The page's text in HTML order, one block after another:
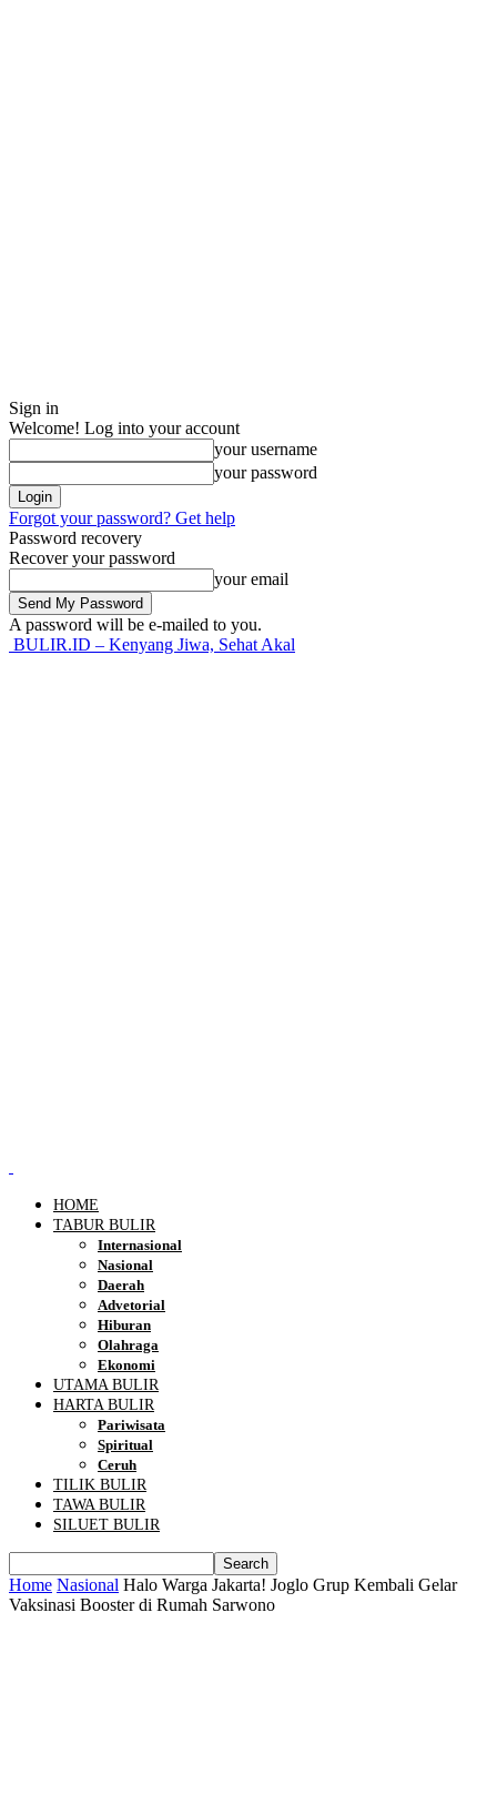
Sign in
Welcome! Log into your account
your username
your password
Forgot your password? Get help
Password recovery
Recover your password
your email
A password will be e-mailed to you.
BULIR.ID – Kenyang Jiwa, Sehat Akal
HOME
TABUR BULIR
Internasional
Nasional
Daerah
Advetorial
Hiburan
Olahraga
Ekonomi
UTAMA BULIR
HARTA BULIR
Pariwisata
Spiritual
Ceruh
TILIK BULIR
TAWA BULIR
SILUET BULIR
Home Nasional Halo Warga Jakarta! Joglo Grup Kembali Gelar
Vaksinasi Booster di Rumah Sarwono